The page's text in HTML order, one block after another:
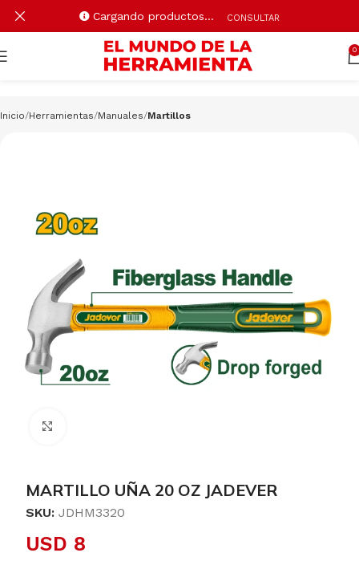
0
Inicio Herramientas Manuales Martillos
MARTILLO UÑA 20 OZ JADEVER
SKU: JDHM3320
USD 8
Cargando productos… CONSULTAR